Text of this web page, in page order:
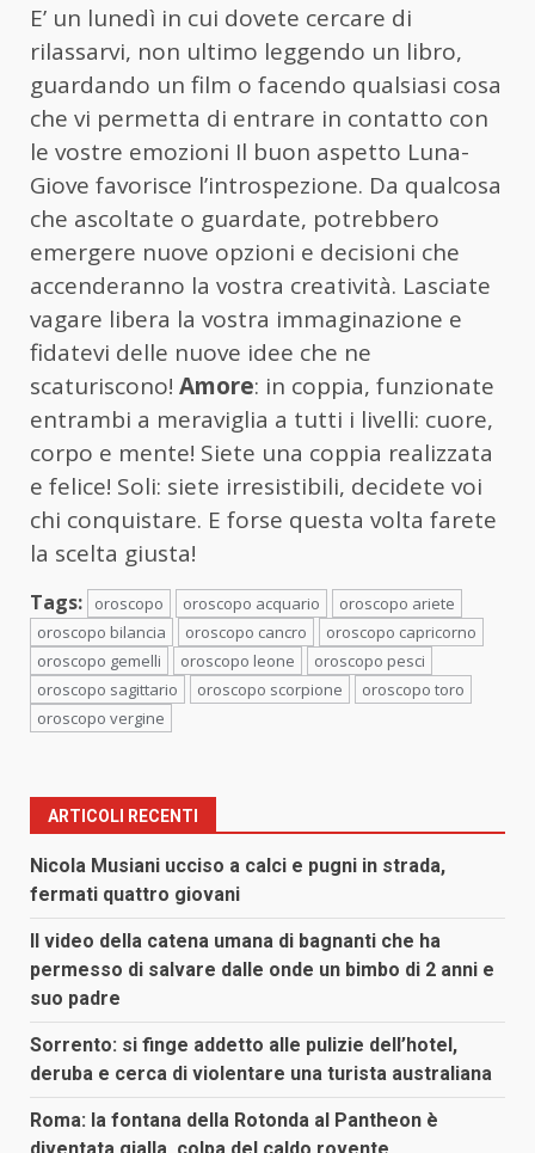
E’ un lunedì in cui dovete cercare di
rilassarvi, non ultimo leggendo un libro,
guardando un film o facendo qualsiasi cosa
che vi permetta di entrare in contatto con
le vostre emozioni Il buon aspetto Luna-
Giove favorisce l’introspezione. Da qualcosa
che ascoltate o guardate, potrebbero
emergere nuove opzioni e decisioni che
accenderanno la vostra creatività. Lasciate
vagare libera la vostra immaginazione e
fidatevi delle nuove idee che ne
scaturiscono! Amore: in coppia, funzionate
entrambi a meraviglia a tutti i livelli: cuore,
corpo e mente! Siete una coppia realizzata
e felice! Soli: siete irresistibili, decidete voi
chi conquistare. E forse questa volta farete
la scelta giusta!
Tags: oroscopo oroscopo acquario
oroscopo ariete
oroscopo bilancia
oroscopo cancro
oroscopo capricorno
oroscopo gemelli
oroscopo leone
oroscopo pesci
oroscopo sagittario
oroscopo scorpione
oroscopo toro
oroscopo vergine
ARTICOLI RECENTI
Nicola Musiani ucciso a calci e pugni in strada,
fermati quattro giovani
Il video della catena umana di bagnanti che ha
permesso di salvare dalle onde un bimbo di 2 anni e
suo padre
Sorrento: si finge addetto alle pulizie dell’hotel,
deruba e cerca di violentare una turista australiana
Roma: la fontana della Rotonda al Pantheon è